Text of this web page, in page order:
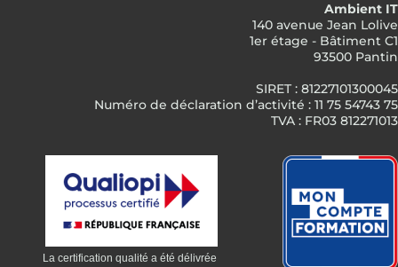
Ambient IT
140 avenue Jean Lolive
1er étage - Bâtiment C1
93500 Pantin
SIRET : 81227101300045
Numéro de déclaration d’activité : 11 75 54743 75
TVA : FR03 812271013
La certification qualité a été délivrée